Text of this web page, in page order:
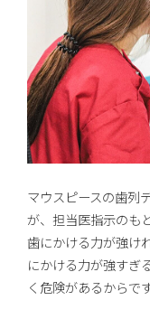
マウスピースの歯列
が、担当医指示のも
歯にかける力が強け
にかける力が強すぎ
く危険があるからです